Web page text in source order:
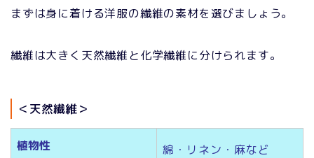
まずは身に着ける洋服の繊維の素材を選びましょう。
繊維は大きく天然繊維と化学繊維に分けられます。
＜天然繊維＞
植物性 綿・リネン・麻など